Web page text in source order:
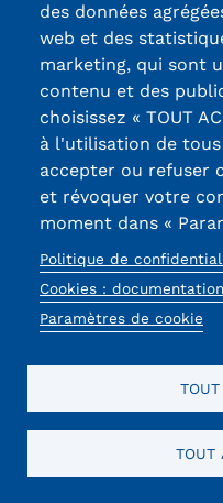
Votre CV
Méthode
Joindre un fichier CV
1 seul fichier.
Limité à 2 Mo.
Types autorisés : pdf, gz,
CAPTCHA
Math question (2 + 3 =)
Trouvez la solution de
saisissez 4.
Cette question sert à
(spam) automatisées.
des données
web et des
marketing, qui sont
contenu et des
choisissez « TOUT
à l'utilisation de tous
accepter ou refuser
et révoquer votre
moment dans «
Politique de
Cookies : documentation
Paramètres de cookie
TOUT